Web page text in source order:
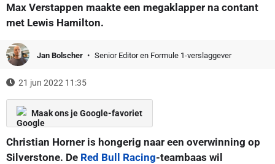
Max Verstappen maakte een megaklapper na contant
met Lewis Hamilton.
Jan Bolscher Senior Editor en Formule 1-verslaggever
21 jun 2022 11:35
Maak ons je Google-favoriet
Christian Horner is hongerig naar een overwinning op
Silverstone. De Red Bull Racing-teambaas wil